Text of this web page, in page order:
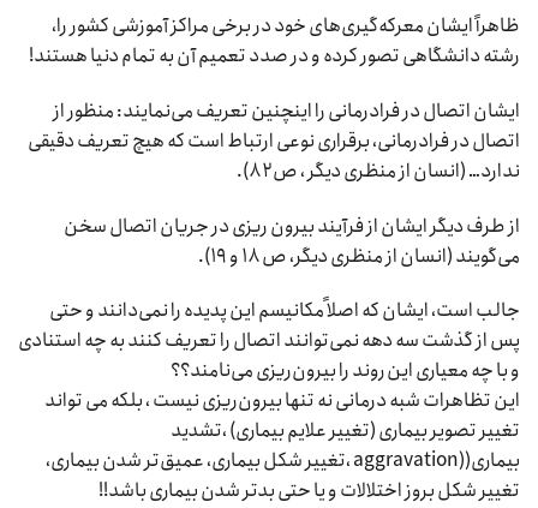
ظاهراً ایشان معرکه‌گیری‌های خود در برخی مراکز آموزشی کشور را،
رشته دانشگاهی تصور کرده و در صدد تعمیم آن به تمام دنیا هستند!
ایشان اتصال در فرادرمانی را اینچنین تعریف می‌نمایند: منظور از
اتصال در فرادرمانی، برقراری نوعی ارتباط است که هیچ تعریف دقیقی
ندارد… (انسان از منظری دیگر ، ص ۸۲).
از طرف دیگر ایشان از فرآیند بیرون ریزی در جریان اتصال سخن
می‌گویند (انسان از منظری دیگر، ص ۱۸ و ۱۹).
جالب است، ایشان که اصلاً مکانیسم این پدیده را نمی‌دانند و حتی
پس از گذشت سه دهه نمی‌توانند اتصال را تعریف کنند به چه استنادی
و با چه معیاری این روند را بیرون‌ریزی می‌نامند؟؟
این تظاهرات شبه درمانی نه تنها بیرون‌ریزی نیست ، بلکه می تواند
تغییر تصویر بیماری (تغییر علایم بیماری) ،تشدید
بیماری((aggravation ،تغییر شکل بیماری، عمیق‌تر شدن بیماری،
تغییر شکل بروز اختلالات و یا حتی بدتر شدن بیماری باشد!!